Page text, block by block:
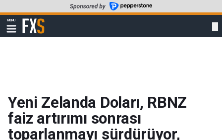
to
main
content
MENU
Show
navigation
FXStreet
Yeni Zelanda Doları, RBNZ
faiz artırımı sonrası
toparlanmayı sürdürüyor,